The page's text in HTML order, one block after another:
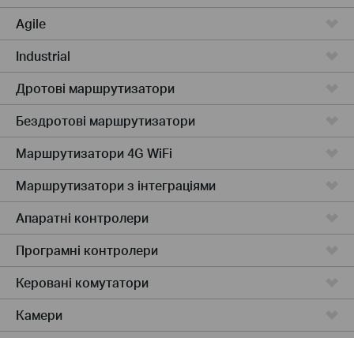
Agile
Industrial
Дротові маршрутизатори
Бездротові маршрутизатори
Маршрутизатори 4G WiFi
Маршрутизатори з інтеграціями
Апаратні контролери
Програмні контролери
Керовані комутатори
Камери